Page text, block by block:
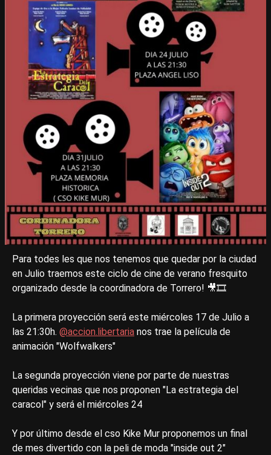
Para todes les que nos tenemos que quedar por la ciudad
en Julio traemos este ciclo de cine de verano fresquito
organizado desde la coordinadora de Torrero! 🎥🎞️
La primera proyección será este miércoles 17 de Julio a
las 21:30h. @accion.libertaria nos trae la película de
animación "Wolfwalkers"
La segunda proyección viene por parte de nuestras
queridas vecinas que nos proponen "La estrategia del
caracol" y será el miércoles 24
Y por último desde el cso Kike Mur proponemos un final
de mes divertido con la peli de moda "inside out 2"